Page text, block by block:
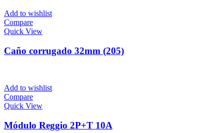
Add to wishlist
Compare
Quick View
Caño corrugado 32mm (205)
Add to wishlist
Compare
Quick View
Módulo Reggio 2P+T 10A